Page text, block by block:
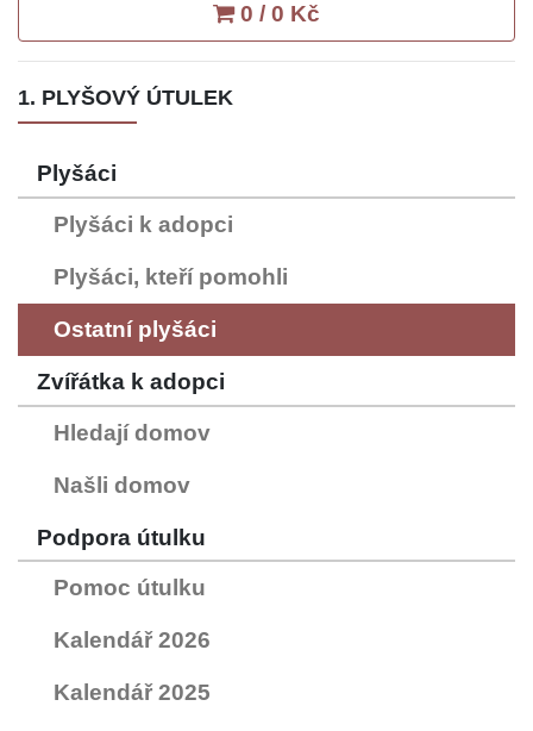
0 / 0 Kč
1. PLYŠOVÝ ÚTULEK
Plyšáci
Plyšáci k adopci
Plyšáci, kteří pomohli
Ostatní plyšáci
Zvířátka k adopci
Hledají domov
Našli domov
Podpora útulku
Pomoc útulku
Kalendář 2026
Kalendář 2025